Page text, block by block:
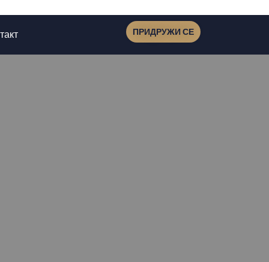
ПРИДРУЖИ СЕ